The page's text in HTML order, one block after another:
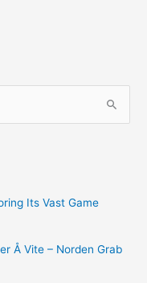
Its Vast Game
Å Vite – Norden Grab